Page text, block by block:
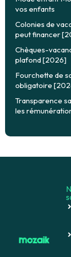
vos enfants
Colonies de
peut financer
Chèques-
plafond [2026]
Fourchette de
obligatoire
Transparence
les